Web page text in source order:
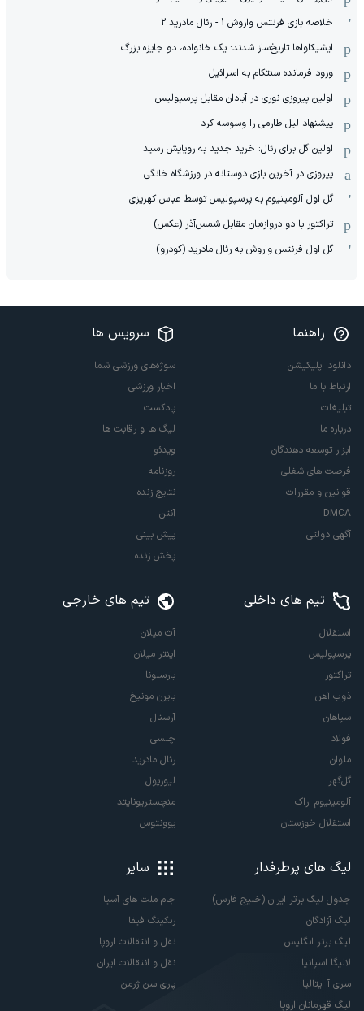
خلاصه بازی فرنتس واروش 1 - رئال مادرید 2
ایشیکاوا‌ها تاریخ‌ساز شدند: یک خانواده، دو جایزه بزرگ
ورود فرمانده سنتکام به اسرائیل
اولین پیروزی نوری در آبادان مقابل پرسپولیس
پیشنهاد لیل طارمی را وسوسه کرد
اولین گل برای رئال: خرید جدید به رویایش رسید
پیروزی در آخرین بازی دوستانه در ورزشگاه خانگی
گل اول آلومینیوم به پرسپولیس توسط عباس کهریزی
تراکتور با دو دروازه‌بان مقابل شمس‌آذر (عکس)
گل اول فرنتس واروش به رئال مادرید (کودرو)
راهنما
دانلود اپلیکیشن
ارتباط با ما
تبلیغات
درباره ما
ابزار توسعه دهندگان
فرصت های شغلی
قوانین و مقررات
DMCA
آگهی دولتی
سرویس ها
سوژه‌های ورزشی شما
اخبار ورزشی
پادکست
لیگ ها و رقابت ها
ویدئو
روزنامه
نتایج زنده
آنتن
پیش بینی
پخش زنده
تیم های داخلی
استقلال
پرسپولیس
تراکتور
ذوب آهن
سپاهان
فولاد
ملوان
گل‌گهر
آلومینیوم اراک
استقلال خوزستان
تیم های خارجی
آث میلان
اینتر میلان
بارسلونا
بایرن مونیخ
آرسنال
چلسی
رئال مادرید
لیورپول
منچستریونایتد
یوونتوس
لیگ های پرطرفدار
جدول لیگ برتر ایران (خلیج فارس)
لیگ آزادگان
لیگ برتر انگلیس
لالیگا اسپانیا
سری آ ایتالیا
لیگ قهرمانان اروپا
سایر
جام ملت های آسیا
رنکینگ فیفا
نقل و انتقالات اروپا
نقل و انتقالات ایران
پاری سن ژرمن